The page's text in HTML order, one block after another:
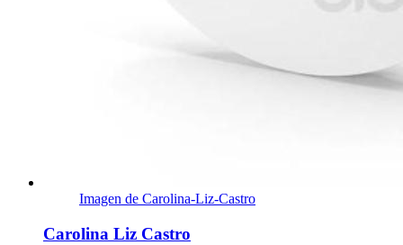
Imagen de Carolina-Liz-Castro
Carolina Liz Castro